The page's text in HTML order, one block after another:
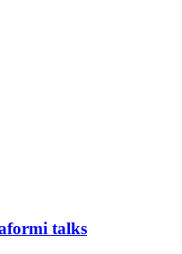
talks